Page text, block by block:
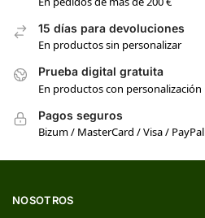
15 días para devoluciones
En productos sin personalizar
Prueba digital gratuita
En productos con personalización
Pagos seguros
Bizum / MasterCard / Visa / PayPal
NOSOTROS